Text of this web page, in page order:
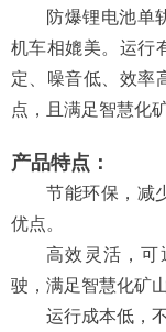
防爆锂电池单
机车相媲美。 运行
定、噪音低、效率
点，且满足智慧化
产品特点：
节能环保，减
优点。
高效灵活，可
驶，满足智慧化矿
运行成本低，